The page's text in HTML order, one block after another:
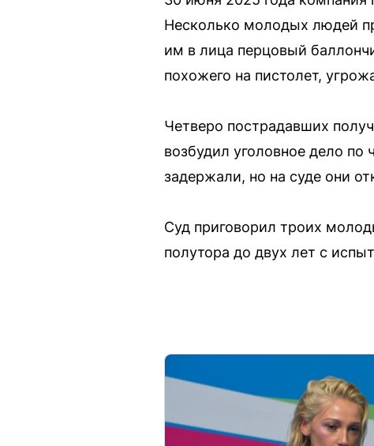
Несколько молодых людей
им в лица перцовый
похожего на пистолет,
Четверо пострадавших
возбудил уголовное дело по
задержали, но на суде они
Суд приговорил троих
полутора до двух лет с